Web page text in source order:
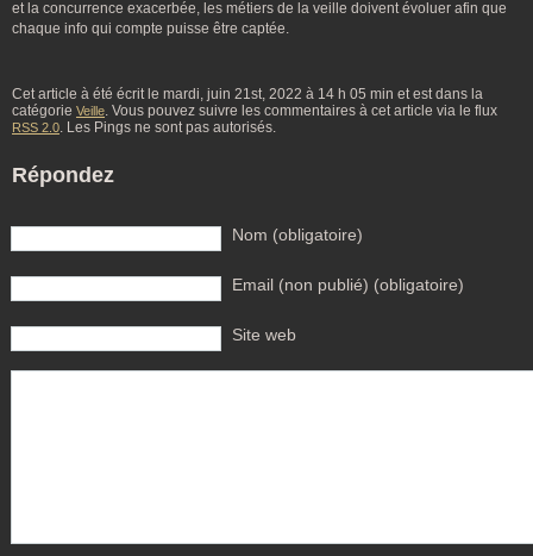
et la concurrence exacerbée, les métiers de la veille doivent évoluer afin que
chaque info qui compte puisse être captée.
Cet article à été écrit le mardi, juin 21st, 2022 à 14 h 05 min et est dans la
catégorie Veille. Vous pouvez suivre les commentaires à cet article via le flux
RSS 2.0. Les Pings ne sont pas autorisés.
Répondez
Nom (obligatoire)
Email (non publié) (obligatoire)
Site web